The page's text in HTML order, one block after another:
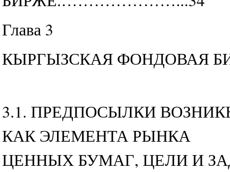
Глава 3
КЫРГЫЗСКАЯ ФОНДОВАЯ
3.1. ПРЕДПОСЫЛКИ
КАК ЭЛЕМЕНТА РЫНКА
ЦЕННЫХ БУМАГ, ЦЕЛИ И